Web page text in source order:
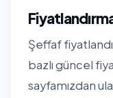
Şeffaf
bazlı güncel
sayfamızdan